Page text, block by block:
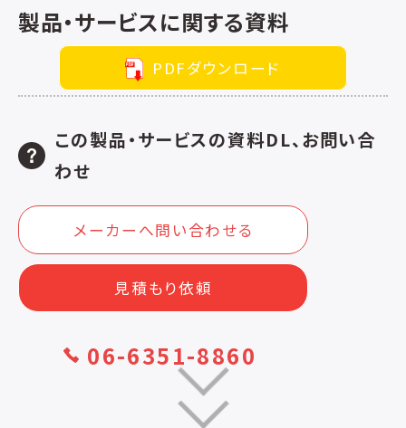
製品・サービスに関する資料
PDFダウンロード
この製品・サービスの資料DL、お問い合
わせ
メーカーへ問い合わせる
見積もり依頼
06-6351-8860